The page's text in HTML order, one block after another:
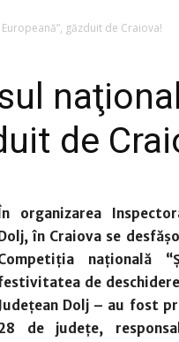
găzduit de Craiova!
de
organizarea
în Craiova se
naţională
de
Dolj – au fost
de judeţe,